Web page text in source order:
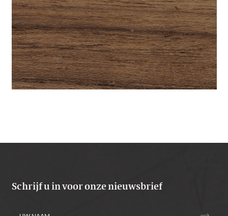
Schrijf u in voor onze nieuwsbrief